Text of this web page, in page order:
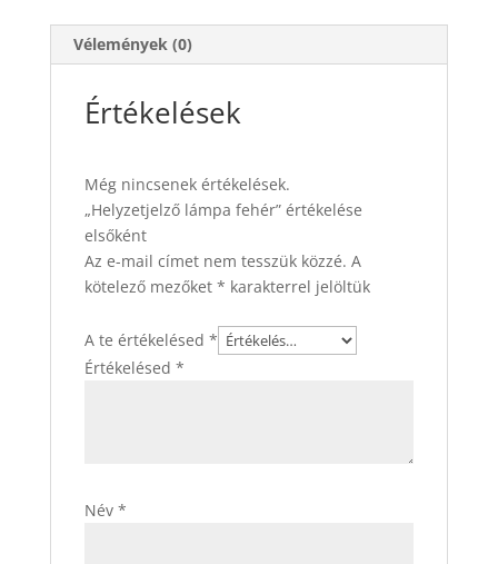
Vélemények (0)
Értékelések
Még nincsenek értékelések.
„Helyzetjelző lámpa fehér” értékelése
elsőként
Az e-mail címet nem tesszük közzé. A
kötelező mezőket * karakterrel jelöltük
A te értékelésed *
Értékelésed *
Név *